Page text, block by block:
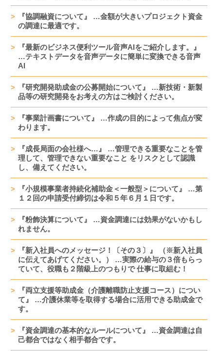
『協調融資について』 …金額が大きいプロジェクト資金
の調達に最適です。
『最新のビジネス便利ツール音声AIをご紹介します。』
…テキストデータを音声データに簡単に変換できる音声
AI
『研究開発助成金の公募開始について』 …新技術・新製
品等の研究開発をお考えの方はご検討ください。
『事業計画書について』 …作成の目的によって焦点が変
わります。
『成長局面の会社様へ…』 …管理できる重要なことを管
理して、管理できない重要なこと をリスクとして認識
し、備えてください。
『小規模事業者持続化補助金＜一般型＞について』 …第
１２回の申請受付締切は令和５年６月１日です。
『粉飾決算について』 …資金調達には効果がないかもし
れません。
『新入社員へのメッセージ！〔その３〕』 （※新入社員
に伝えてあげてください。） …実際の給与の３倍もらっ
ていて、役職も２階級上のつもりで 仕事に取組む！
『両立支援等助成金（介護離職防止支援コース）につい
て』 …介護休業等を取得する場合に活用できる助成金で
す。
『資金調達の基本的なルールについて』 …資金調達は自
己都合ではなく相手都合です。